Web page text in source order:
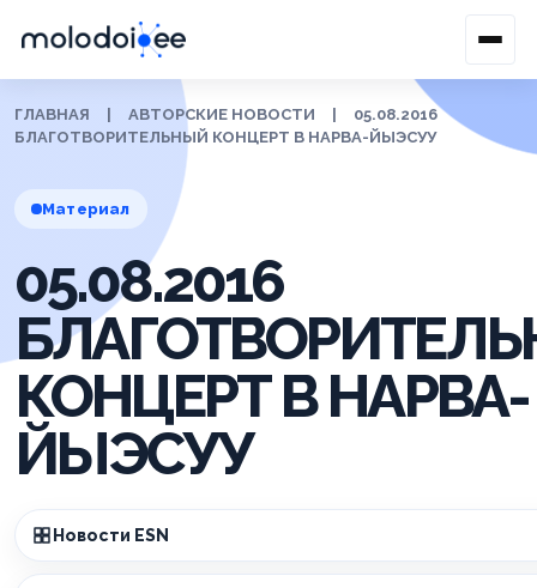
ГЛАВНАЯ АВТОРСКИЕ НОВОСТИ
05.08.2016
БЛАГОТВОРИТЕЛЬНЫЙ КОНЦЕРТ В НАРВА-ЙЫЭСУУ
Материал
05.08.2016
КОНЦЕРТ В НАРВА-
ЙЫЭСУУ
Новости ESN